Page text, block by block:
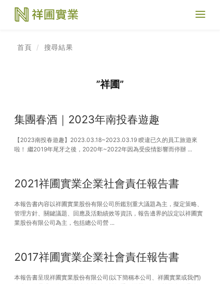
首頁 搜尋結果
”祥圃”
集團春酒｜2023年南投春遊趣
【2023南投春遊趣】2023.03.18~2023.03.19 睽違已久的員工旅遊來
啦！ 繼2019年尾牙之後，2020年~2022年因為受疫情影響而停辦 ...
2021祥圃實業企業社會責任報告書
本報告書內容以祥圃實業股份有限公司所鑑別重大議題為主，擬定策略、
管理方針、關鍵議題、回應及活動績效等資訊，報告邊界的設定以祥圃實
業股份有限公司為主，包括總公司營 ...
2017祥圃實業企業社會責任報告書
本報告書呈現祥圃實業股份有限公司(以下簡稱本公司、祥圃實業或我們)